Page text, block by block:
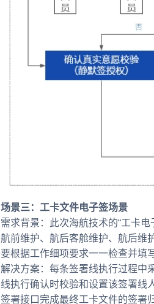
场景三：工卡文件电子签场景
需求背景：此次海航技术的“工卡
航前维护、航后客舱维护、航后维
要根据工作细项要求一一检查并填
解决方案：每条签署线执行过程中
线执行确认时校验和设置该签署线
签署接口完成最终工卡文件的签署